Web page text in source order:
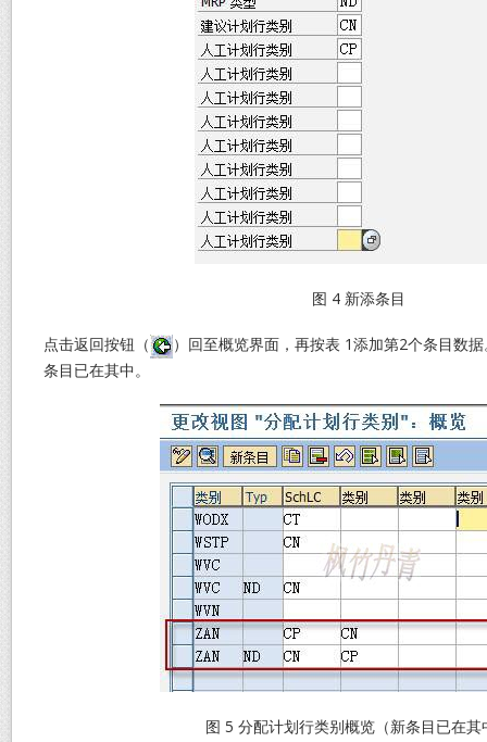
图 4 新添条目
点击返回按钮（
）回至概览界面，再按表 1添加第2个条目数
条目已在其中。
图 5 分配计划行类别概览（新条目已在其